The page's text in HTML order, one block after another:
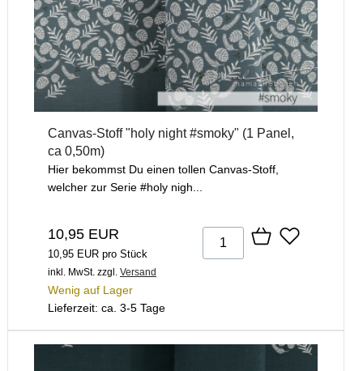
Canvas-Stoff "holy night #smoky" (1 Panel,
ca 0,50m)
Hier bekommst Du einen tollen Canvas-Stoff,
welcher zur Serie #holy nigh...
10,95 EUR
10,95 EUR pro Stück
inkl. MwSt. zzgl. Versand
Wenig auf Lager
Lieferzeit: ca. 3-5 Tage